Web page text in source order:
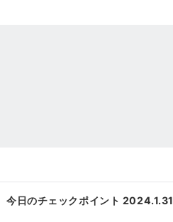
今日のチェックポイント 2024.1.31